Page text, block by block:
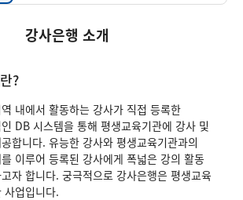
강사은행 소개
?
내에서 활동하는 강사가 직접 등록한
DB 시스템을 통해 평생교육기관에 강사 및
합니다. 유능한 강사와 평생교육기관과의
이루어 등록된 강사에게 폭넓은 강의 활동
자 합니다. 궁극적으로 강사은행은 평생교육
사업입니다.